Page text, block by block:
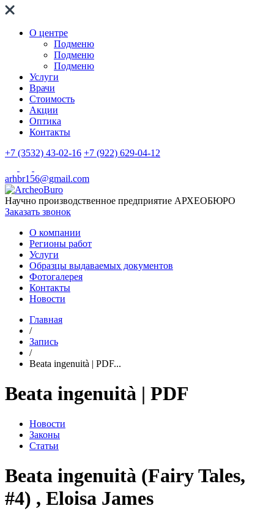
О центре
Подменю
Подменю
Подменю
Услуги
Врачи
Стоимость
Акции
Оптика
Контакты
+7 (3532) 43-02-16 +7 (922) 629-04-12
arhbr156@gmail.com
Научно производственное предприятие АРХЕОБЮРО
Заказать звонок
О компании
Регионы работ
Услуги
Образцы выдаваемых документов
Фотогалерея
Контакты
Новости
Главная
/
Запись
/
Beata ingenuità | PDF...
Beata ingenuità | PDF
Новости
Законы
Статьи
Beata ingenuità (Fairy Tales,
#4) , Eloisa James